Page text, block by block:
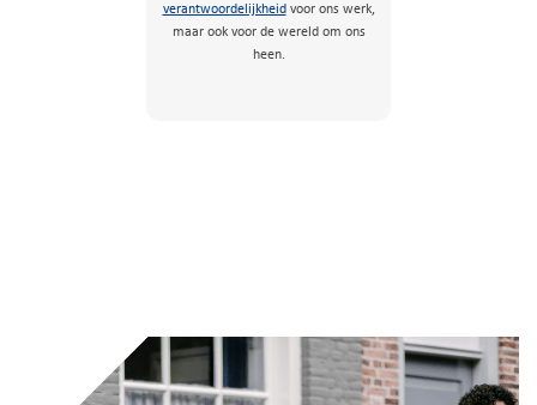
verantwoordelijkheid voor ons werk,
maar ook voor de wereld om ons
heen.